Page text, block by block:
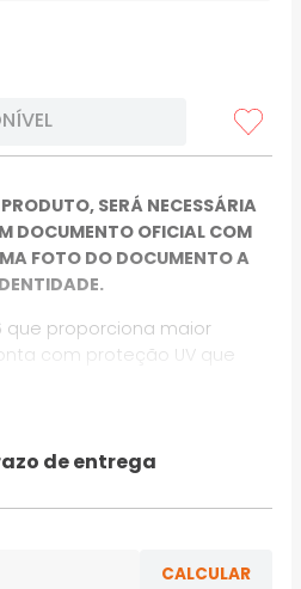
SERÁ NECESSÁRIA
DOCUMENTO OFICIAL COM
FOTO DO DOCUMENTO A
que proporciona maior
com proteção UV que
fios, cabos, entre
no mercado como:
e abraçadeira plástica. A
cor branca, é indicada
e a preta, para uso interno
de entrega